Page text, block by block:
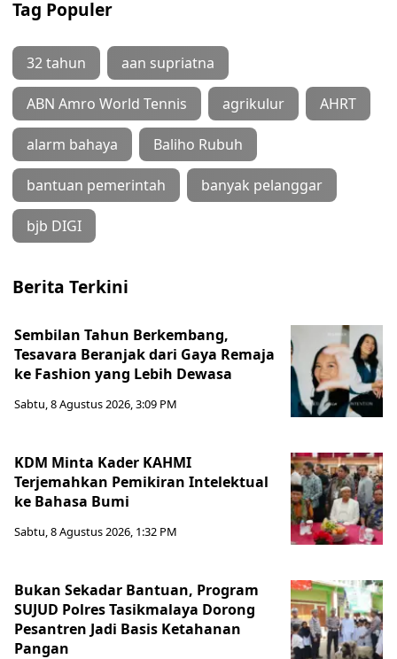
Tag Populer
32 tahun aan supriatna
ABN Amro World Tennis agrikulur AHRT
alarm bahaya Baliho Rubuh
bantuan pemerintah banyak pelanggar
bjb DIGI
Berita Terkini
Sembilan Tahun Berkembang,
Tesavara Beranjak dari Gaya Remaja
ke Fashion yang Lebih Dewasa
Sabtu, 8 Agustus 2026, 3:09 PM
KDM Minta Kader KAHMI
Terjemahkan Pemikiran Intelektual
ke Bahasa Bumi
Sabtu, 8 Agustus 2026, 1:32 PM
Bukan Sekadar Bantuan, Program
SUJUD Polres Tasikmalaya Dorong
Pesantren Jadi Basis Ketahanan
Pangan